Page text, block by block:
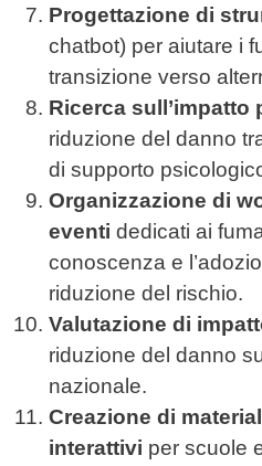
Progettazione di
chatbot) per aiutare i
transizione verso
Ricerca sull’impatto
riduzione del danno
di supporto
Organizzazione di
eventi dedicati ai
conoscenza e
riduzione del rischio.
Valutazione di
riduzione del danno
nazionale.
Creazione di
interattivi per scuole